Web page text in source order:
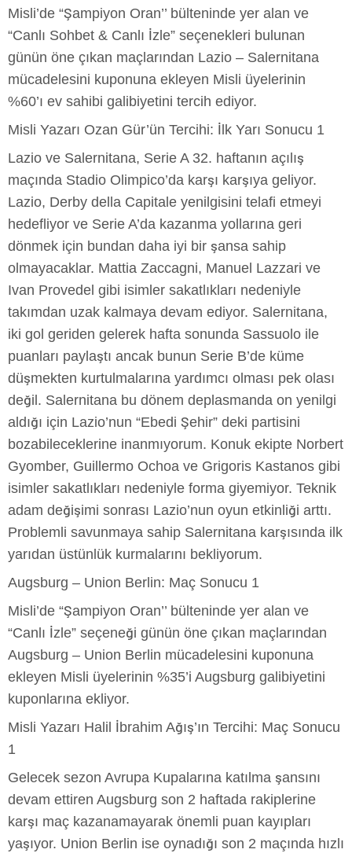
Misli’de “Şampiyon Oran’’ bülteninde yer alan ve
“Canlı Sohbet & Canlı İzle” seçenekleri bulunan
günün öne çıkan maçlarından Lazio – Salernitana
mücadelesini kuponuna ekleyen Misli üyelerinin
%60’ı ev sahibi galibiyetini tercih ediyor.
Misli Yazarı Ozan Gür’ün Tercihi: İlk Yarı Sonucu 1
Lazio ve Salernitana, Serie A 32. haftanın açılış
maçında Stadio Olimpico’da karşı karşıya geliyor.
Lazio, Derby della Capitale yenilgisini telafi etmeyi
hedefliyor ve Serie A’da kazanma yollarına geri
dönmek için bundan daha iyi bir şansa sahip
olmayacaklar. Mattia Zaccagni, Manuel Lazzari ve
Ivan Provedel gibi isimler sakatlıkları nedeniyle
takımdan uzak kalmaya devam ediyor. Salernitana,
iki gol geriden gelerek hafta sonunda Sassuolo ile
puanları paylaştı ancak bunun Serie B’de küme
düşmekten kurtulmalarına yardımcı olması pek olası
değil. Salernitana bu dönem deplasmanda on yenilgi
aldığı için Lazio’nun “Ebedi Şehir” deki partisini
bozabileceklerine inanmıyorum. Konuk ekipte Norbert
Gyomber, Guillermo Ochoa ve Grigoris Kastanos gibi
isimler sakatlıkları nedeniyle forma giyemiyor. Teknik
adam değişimi sonrası Lazio’nun oyun etkinliği arttı.
Problemli savunmaya sahip Salernitana karşısında ilk
yarıdan üstünlük kurmalarını bekliyorum.
Augsburg – Union Berlin: Maç Sonucu 1
Misli’de “Şampiyon Oran’’ bülteninde yer alan ve
“Canlı İzle” seçeneği günün öne çıkan maçlarından
Augsburg – Union Berlin mücadelesini kuponuna
ekleyen Misli üyelerinin %35’i Augsburg galibiyetini
kuponlarına ekliyor.
Misli Yazarı Halil İbrahim Ağış’ın Tercihi: Maç Sonucu
1
Gelecek sezon Avrupa Kupalarına katılma şansını
devam ettiren Augsburg son 2 haftada rakiplerine
karşı maç kazanamayarak önemli puan kayıpları
yaşıyor. Union Berlin ise oynadığı son 2 maçında hızlı